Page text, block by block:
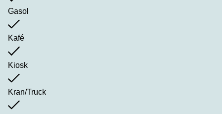
Gasol
Kafé
Kiosk
Kran/Truck